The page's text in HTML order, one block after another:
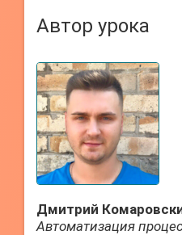
Автор урока
Дмитрий
Автоматизация